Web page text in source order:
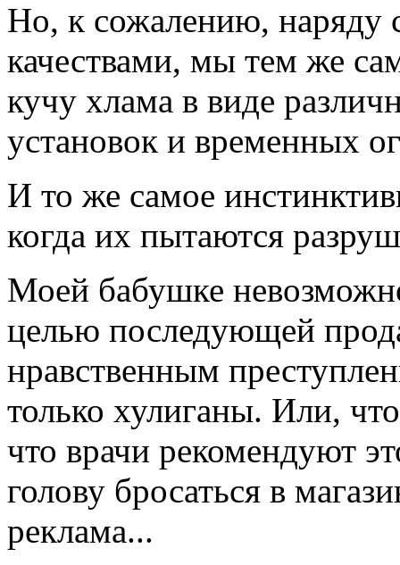
Но, к сожалению, наряду
качествами, мы тем же
кучу хлама в виде
установок и временных
И то же самое
когда их пытаются
Моей бабушке
целью последующей
нравственным
только хулиганы. Или,
что врачи рекомендуют
голову бросаться в
реклама...